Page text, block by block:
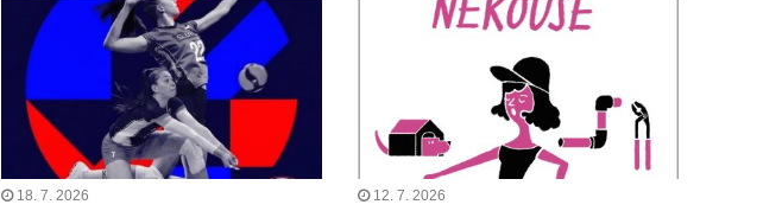
18. 7. 2026 12. 7. 2026